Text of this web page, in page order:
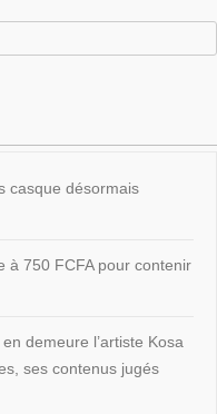
casque désormais
à 750 FCFA pour contenir
demeure l’artiste Kosa
ses contenus jugés